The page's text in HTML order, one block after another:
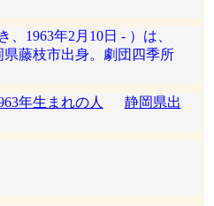
1963年2月10日 - ）は、
藤枝市出身。劇団四季所
年生まれの人
静岡県出